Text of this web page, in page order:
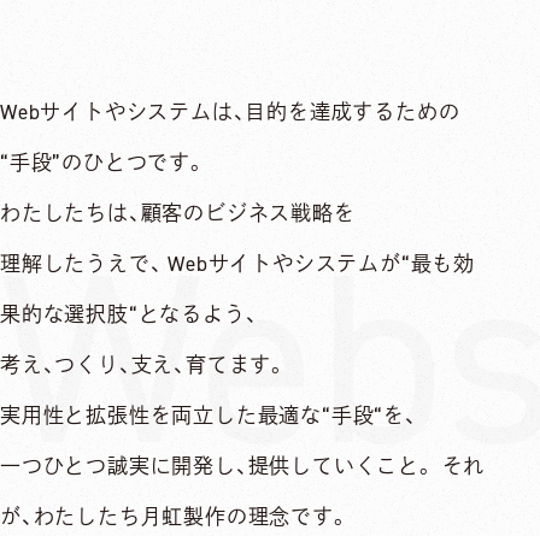
Webサイトやシステムは、目的を達成するための
“手段”のひとつです。
わたしたちは、顧客のビジネス戦略を
理解したうえで、 Webサイトやシステムが“最も効
果的な選択肢“となるよう、
考え、つくり、支え、育てます。
実用性と拡張性を両立した最適な“手段“を、
一つひとつ誠実に開発し、 提供していくこと。 それ
が、わたしたち月虹製作の理念です。